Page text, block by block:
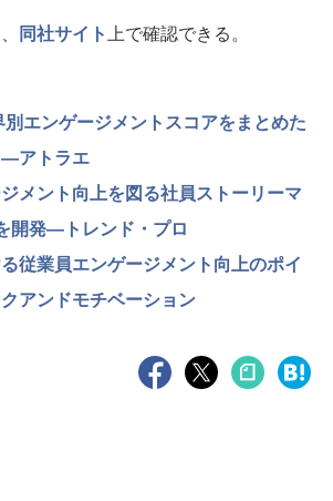
同社サイト上で確認できる。
エンゲージメントスコアをまとめた
―アトラエ
メント向上を図る社員ストーリーマ
開発―トレンド・プロ
従業員エンゲージメント向上のポイ
アンドモチベーション